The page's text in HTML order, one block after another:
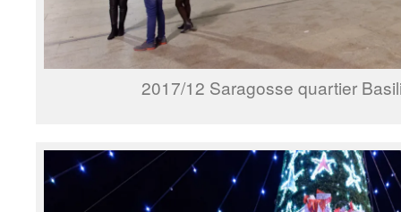
2017/12 Saragosse quartier